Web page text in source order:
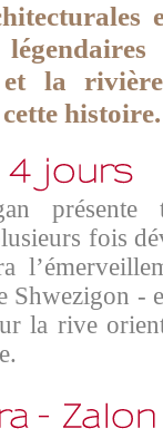
et la
présente
fois
Shwezigon -
la rive